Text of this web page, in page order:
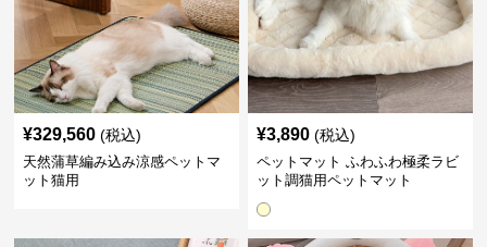
¥329,560 (税込)
天然蒲草編み込み涼感ペットマ
ット猫用
¥3,890 (税込)
ペットマット ふわふわ極柔ラビ
ット調猫用ペットマット